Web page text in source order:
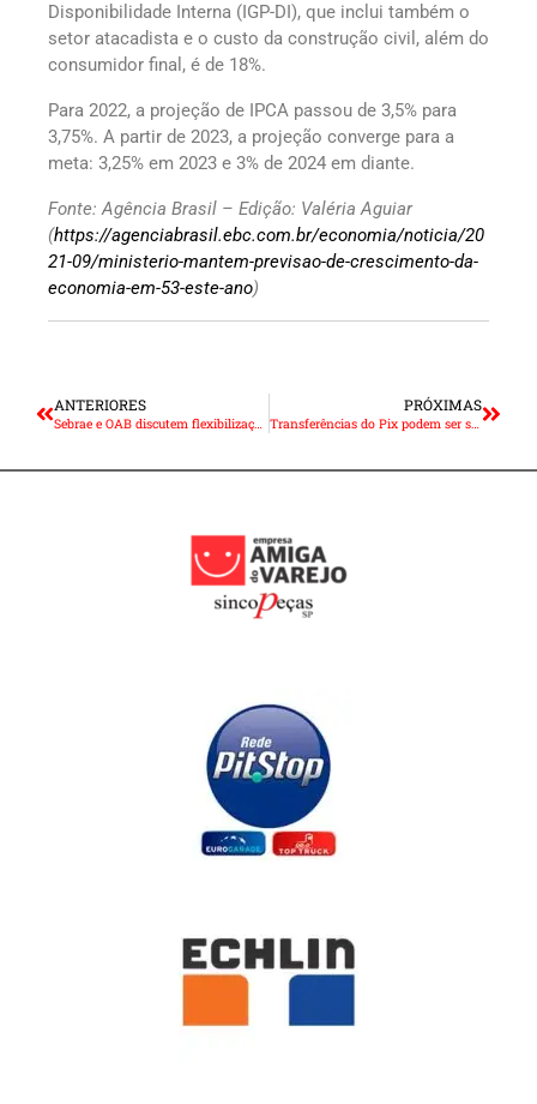
Disponibilidade Interna (IGP-DI), que inclui também o
setor atacadista e o custo da construção civil, além do
consumidor final, é de 18%.
Para 2022, a projeção de IPCA passou de 3,5% para
3,75%. A partir de 2023, a projeção converge para a
meta: 3,25% em 2023 e 3% de 2024 em diante.
Fonte: Agência Brasil – Edição: Valéria Aguiar
(https://agenciabrasil.ebc.com.br/economia/noticia/20
21-09/ministerio-mantem-previsao-de-crescimento-da-
economia-em-53-este-ano)
ANTERIORES
Sebrae e OAB discutem flexibilização da LGPD para os pequenos negócios
PRÓXIMAS
Transferências do Pix podem ser suspensas no Estado de São Paulo